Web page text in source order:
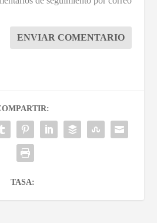
ENVIAR COMENTARIO
TASA: